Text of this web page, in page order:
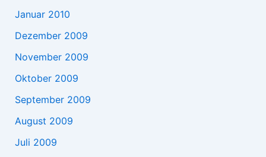
Januar 2010
Dezember 2009
November 2009
Oktober 2009
September 2009
August 2009
Juli 2009